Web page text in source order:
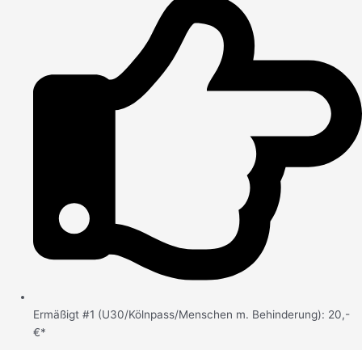
Ermäßigt #1 (U30/Kölnpass/Menschen m. Behinderung): 20,-
€*